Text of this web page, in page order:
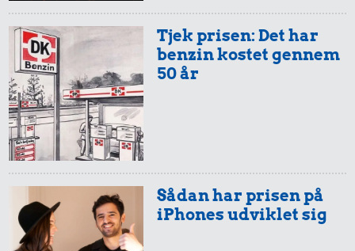
1 liter mælk
76 kr.
Sko
1,96 kr.
Tjek prisen: Det har
benzin kostet gennem
50 år
Sådan har prisen på
iPhones udviklet sig